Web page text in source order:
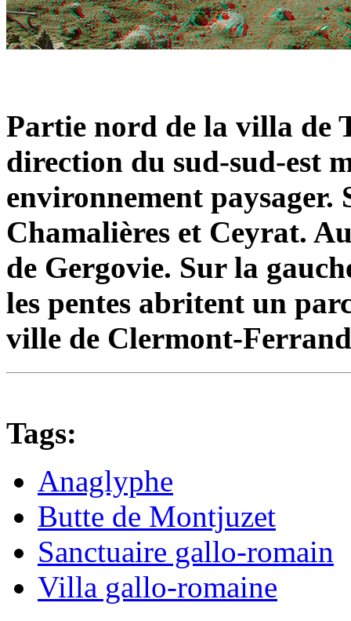
Partie nord de la villa de
direction du sud-sud-est
environnement
Chamalières et Ceyrat.
de Gergovie. Sur la
les pentes abritent un
ville de Clermont-
Tags:
Anaglyphe
Butte de Montjuzet
Sanctuaire gallo-romain
Villa gallo-romaine